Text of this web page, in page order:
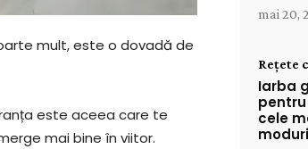
mult, este o dovadă de
este aceea care te
mai bine în viitor.
mai 20,
Rețete
Iarba
cele